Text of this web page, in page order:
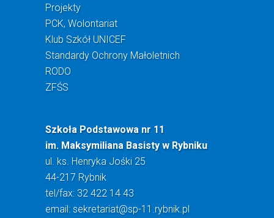
Projekty
PCK, Wolontariat
Klub Szkół UNICEF
Standardy Ochrony Małoletnich
RODO
ZFŚS
Szkoła Podstawowa nr 11
im. Maksymiliana Basisty w Rybniku
ul. ks. Henryka Jośki 25
44-217 Rybnik
tel/fax: 32 422 14 43
email: sekretariat@sp-11.rybnik.pl